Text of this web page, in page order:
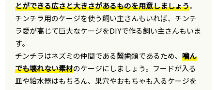
とができる広さと大きさがあるものを用意しましょう。
チンチラ用のケージを使う飼い主さんもいれば、チンチ
ラ愛が高じて巨大なケージをDIYで作る飼い主さんもいま
す。
チンチラはネズミの仲間である齧歯類であるため、噛ん
でも壊れない素材のケージにしましょう。フードが入る
皿や給水器はもちろん、巣穴やおもちゃも入るケージを